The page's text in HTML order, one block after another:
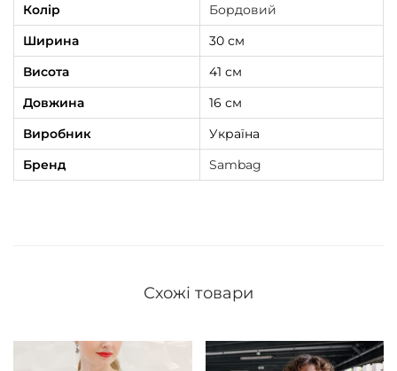
Колір
Бордовий
Ширина
30 см
Висота
41 см
Довжина
16 см
Виробник
Україна
Бренд
Sambag
Схожі товари